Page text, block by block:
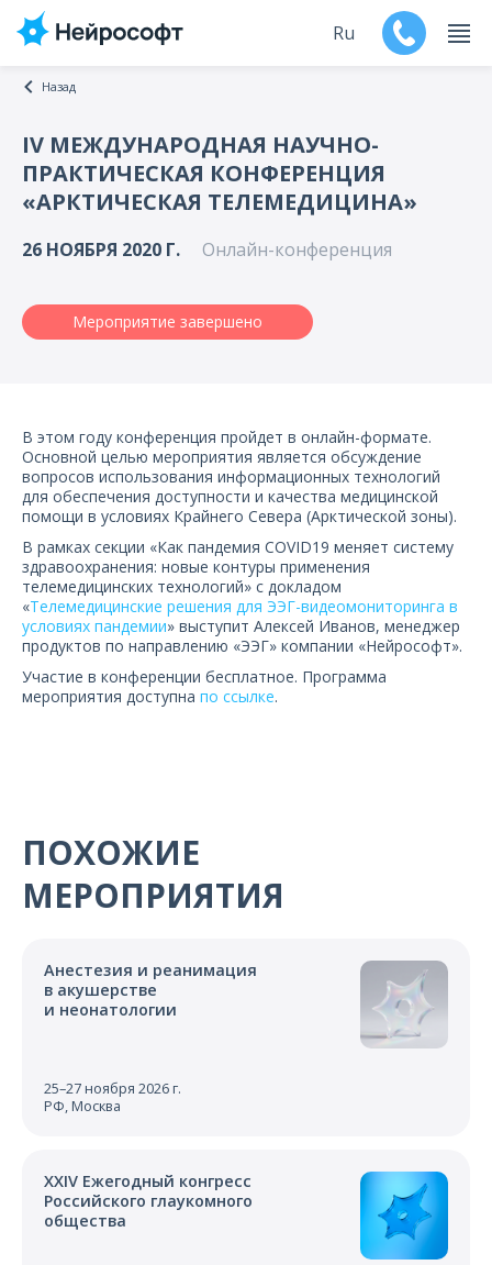
Продукты
Мероприятия
Дилеры
О компании
Карьера
Ru
Назад
IV МЕЖДУНАРОДНАЯ НАУЧНО-
ПРАКТИЧЕСКАЯ КОНФЕРЕНЦИЯ
«АРКТИЧЕСКАЯ ТЕЛЕМЕДИЦИНА»
26 НОЯБРЯ 2020 Г. Онлайн-конференция
Мероприятие завершено
В этом году конференция пройдет в онлайн-формате.
Основной целью мероприятия является обсуждение
вопросов использования информационных технологий
для обеспечения доступности и качества медицинской
помощи в условиях Крайнего Севера (Арктической зоны).
В рамках секции «Как пандемия COVID19 меняет систему
здравоохранения: новые контуры применения
телемедицинских технологий» с докладом
«Телемедицинские решения для ЭЭГ-видеомониторинга в
условиях пандемии» выступит Алексей Иванов, менеджер
продуктов по направлению «ЭЭГ» компании «Нейрософт».
Участие в конференции бесплатное. Программа
мероприятия доступна по ссылке.
ПОХОЖИЕ
МЕРОПРИЯТИЯ
Анестезия и реанимация
в акушерстве
и неонатологии
25–27 ноября 2026 г.
РФ, Москва
XXIV Ежегодный конгресс
Российского глаукомного
общества